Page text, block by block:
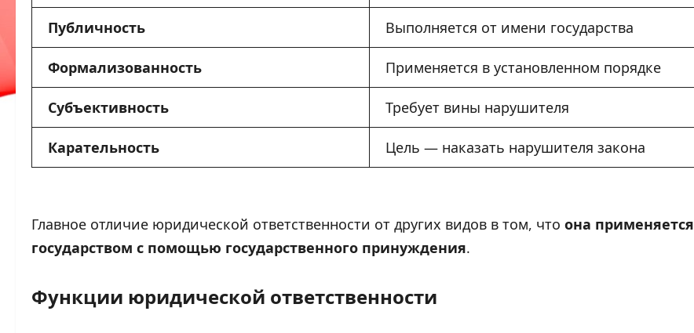
Публичность Выполняется от имени государства
Формализованность Применяется в установленном порядке
Субъективность Требует вины нарушителя
Карательность Цель — наказать нарушителя закона
Главное отличие юридической ответственности от других видов в том, что она применяется
государством с помощью государственного принуждения.
Функции юридической ответственности